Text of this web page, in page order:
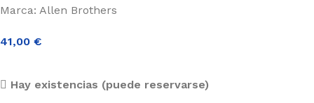
Marca: Allen Brothers
41,00 €
Hay existencias (puede reservarse)